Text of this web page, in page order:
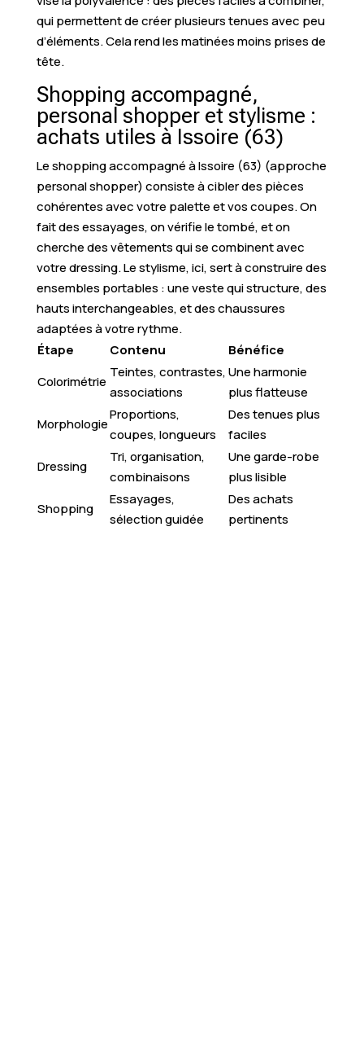
qui permettent de créer plusieurs tenues avec peu
d’éléments. Cela rend les matinées moins prises de
tête.
Shopping accompagné,
personal shopper et stylisme :
achats utiles à Issoire (63)
Le shopping accompagné à Issoire (63) (approche
personal shopper) consiste à cibler des pièces
cohérentes avec votre palette et vos coupes. On
fait des essayages, on vérifie le tombé, et on
cherche des vêtements qui se combinent avec
votre dressing. Le stylisme, ici, sert à construire des
ensembles portables : une veste qui structure, des
hauts interchangeables, et des chaussures
adaptées à votre rythme.
Étape
Contenu
Bénéfice
Colorimétrie
Teintes, contrastes,
associations
Une harmonie
plus flatteuse
Morphologie
Proportions,
coupes, longueurs
Des tenues plus
faciles
Dressing
Tri, organisation,
combinaisons
Une garde-robe
plus lisible
Shopping
Essayages,
sélection guidée
Des achats
pertinents